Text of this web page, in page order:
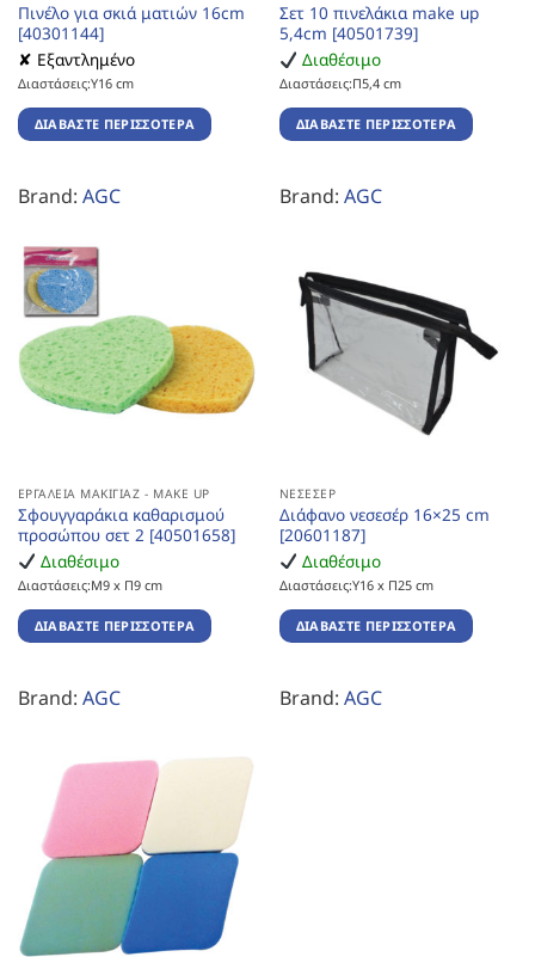
Πινέλο για σκιά ματιών 16cm
[40301144]
✘ Εξαντλημένο
Διαστάσεις:Υ16 cm
ΔΙΑΒΆΣΤΕ ΠΕΡΙΣΣΌΤΕΡΑ
Brand: AGC
Σετ 10 πινελάκια make up
5,4cm [40501739]
Διαθέσιμο
Διαστάσεις:Π5,4 cm
ΔΙΑΒΆΣΤΕ ΠΕΡΙΣΣΌΤΕΡΑ
Brand: AGC
ΕΡΓΑΛΕΊΑ ΜΑΚΙΓΙΆΖ - MAKE UP
Σφουγγαράκια καθαρισμού
προσώπου σετ 2 [40501658]
Διαθέσιμο
Διαστάσεις:Μ9 x Π9 cm
ΔΙΑΒΆΣΤΕ ΠΕΡΙΣΣΌΤΕΡΑ
Brand: AGC
ΝΕΣΕΣΈΡ
Διάφανο νεσεσέρ 16×25 cm
[20601187]
Διαθέσιμο
Διαστάσεις:Υ16 x Π25 cm
ΔΙΑΒΆΣΤΕ ΠΕΡΙΣΣΌΤΕΡΑ
Brand: AGC